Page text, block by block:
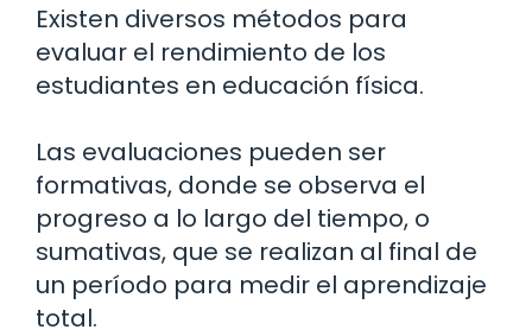
Existen diversos métodos para
evaluar el rendimiento de los
estudiantes en educación física.
Las evaluaciones pueden ser
formativas, donde se observa el
progreso a lo largo del tiempo, o
sumativas, que se realizan al final de
un período para medir el aprendizaje
total.